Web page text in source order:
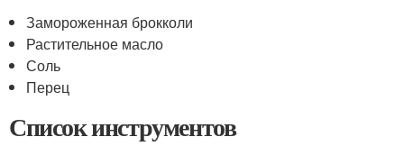
Замороженная брокколи
Растительное масло
Соль
Перец
Список инструментов